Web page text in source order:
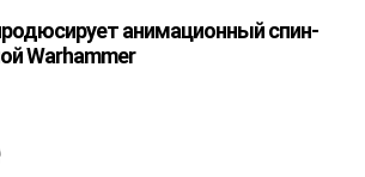
анимационный спин-
Warhammer